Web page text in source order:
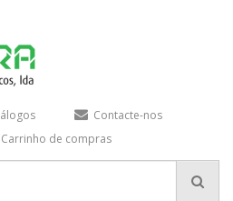
Contacte-nos
Carrinho de compras